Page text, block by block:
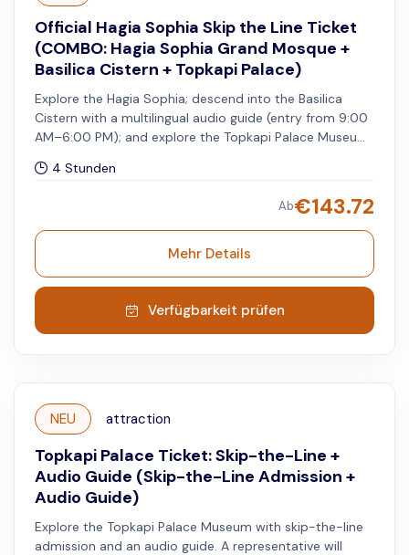
Official Hagia Sophia Skip the Line Ticket
(COMBO: Hagia Sophia Grand Mosque +
Basilica Cistern + Topkapi Palace)
Explore the Hagia Sophia; descend into the Basilica
Cistern with a multilingual audio guide (entry from 9:00
AM–6:00 PM); and explore the Topkapi Palace Museum
representative will escort you from the meeting point
your selected date and time. You can visit the Hagia
Sophia and Basilica Cistern on different days within the
validity period stated on the vouchers.
4 Stunden
Ab€143.72
Mehr Details
Verfügbarkeit prüfen
NEU attraction
Topkapi Palace Ticket: Skip-the-Line +
Audio Guide (Skip-the-Line Admission +
Audio Guide)
Explore the Topkapi Palace Museum with skip-the-line
admission and an audio guide. A representative will